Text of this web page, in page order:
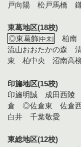
戸向陽 松戸馬橋
東葛地区(18校)
◎東葛飾[中未]
柏南
流山おおたかの森
東 柏中央 沼南高
印旛地区(15校)
印旛明誠 成田西陵
倉 ◎佐倉東 佐倉
白井 千葉敬愛
東総地区(12校)